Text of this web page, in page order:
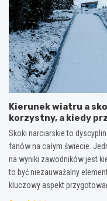
Kierunek wiatru a
korzystny, a kiedy
Skoki narciarskie to
fanów na całym świecie.
na wyniki zawodników jest
to być niezauważalny
kluczowy aspekt